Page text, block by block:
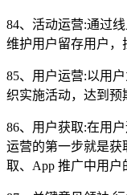
84、活动运营:通过
维护用户留存用户，
85、用户运营:以用
织实施活动，达到预
86、用户获取:在用
运营的第一步就是获
取、App 推广中用户